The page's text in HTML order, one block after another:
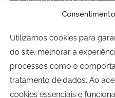
Utilizamos cookies para
do site, melhorar a
processos como o
tratamento de dados. Ao
cookies essenciais e
Política de privacidade
Contactos
Largo Sebastião Martins
8700-349, Olhão, Portugal